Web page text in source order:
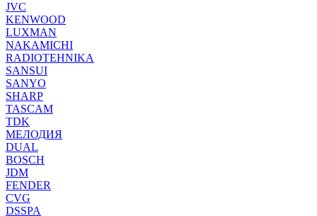
JVC
KENWOOD
LUXMAN
NAKAMICHI
RADIOTEHNIKA
SANSUI
SANYO
SHARP
TASCAM
TDK
МЕЛОДИЯ
DUAL
BOSCH
JDM
FENDER
CVG
DSSPA